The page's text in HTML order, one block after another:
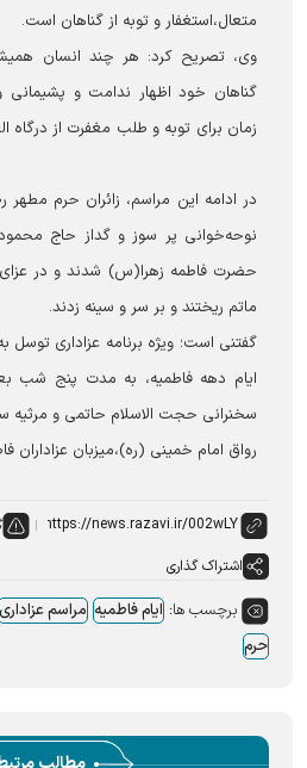
متعال،استغفار و توبه از گناهان است.
وی، تصریح کرد: هر چند انسان
گناهان خود اظهار ندامت و پشیمانی
زمان برای توبه و طلب مغفرت از
در ادامه این مراسم، زائران حرم
نوحه‌خوانی پر سوز و گداز حاج
حضرت فاطمه زهرا(س) شدند و در
ماتم ریختند و بر سر و سینه زدند.
گفتنی است؛ ویژه برنامه عزاداری
ایام دهه فاطمیه، به مدت پنج شب
سخنرانی حجت الاسلام حاتمی و مرثیه
رواق امام خمینی (ره)،میزبان عزاداران
اشتراک گذاری
برچسب ها: ایام فاطمیه مراسم عزاداری
حرم